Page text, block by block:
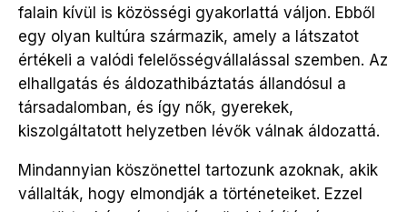
falain kívül is közösségi gyakorlattá váljon. Ebből
egy olyan kultúra származik, amely a látszatot
értékeli a valódi felelősségvállalással szemben. Az
elhallgatás és áldozathibáztatás állandósul a
társadalomban, és így nők, gyerekek,
kiszolgáltatott helyzetben lévők válnak áldozattá.
Mindannyian köszönettel tartozunk azoknak, akik
vállalták, hogy elmondják a történeteiket. Ezzel